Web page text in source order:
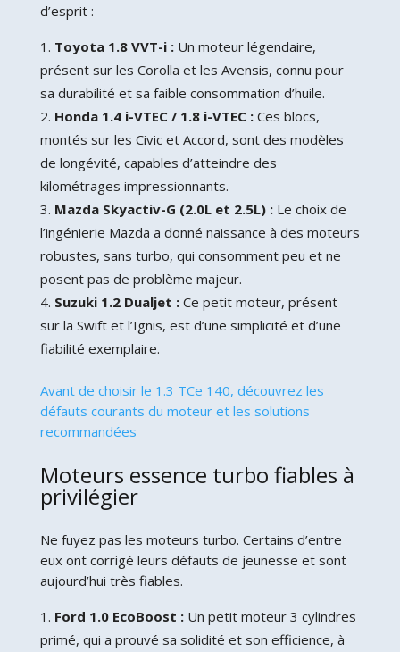
d’esprit :
Toyota 1.8 VVT-i :Un moteur légendaire,
présent sur les Corolla et les Avensis, connu pour
sa durabilité et sa faible consommation d’huile.
Honda 1.4 i-VTEC / 1.8 i-VTEC :Ces blocs,
montés sur les Civic et Accord, sont des modèles
de longévité, capables d’atteindre des
kilométrages impressionnants.
Mazda Skyactiv-G (2.0L et 2.5L) :Le choix de
l’ingénierie Mazda a donné naissance à des moteurs
robustes, sans turbo, qui consomment peu et ne
posent pas de problème majeur.
Suzuki 1.2 Dualjet :Ce petit moteur, présent
sur la Swift et l’Ignis, est d’une simplicité et d’une
fiabilité exemplaire.
Avant de choisir le 1.3 TCe 140, découvrez les
défauts courants du moteur et les solutions
recommandées
Moteurs essence turbo fiables à
privilégier
Ne fuyez pas les moteurs turbo. Certains d’entre
eux ont corrigé leurs défauts de jeunesse et sont
aujourd’hui très fiables.
Ford 1.0 EcoBoost :Un petit moteur 3 cylindres
primé, qui a prouvé sa solidité et son efficience, à